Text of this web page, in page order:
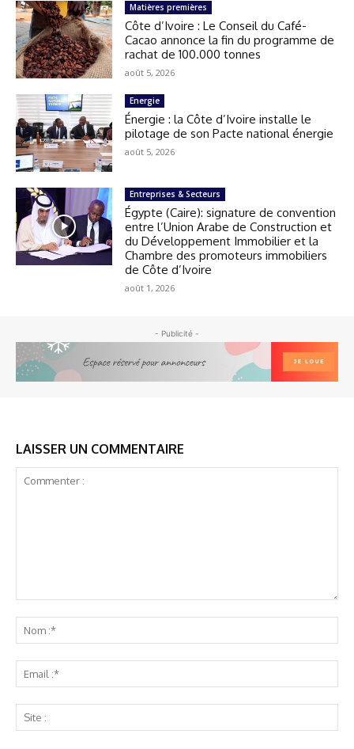
Matières premières
Côte d’Ivoire : Le Conseil du Café-
Cacao annonce la fin du programme de
rachat de 100.000 tonnes
août 5, 2026
Energie
Énergie : la Côte d’Ivoire installe le
pilotage de son Pacte national énergie
août 5, 2026
Entreprises & Secteurs
Égypte (Caire): signature de convention
entre l’Union Arabe de Construction et
du Développement Immobilier et la
Chambre des promoteurs immobiliers
de Côte d’Ivoire
août 1, 2026
- Publicité -
LAISSER UN COMMENTAIRE
:*
:*
: